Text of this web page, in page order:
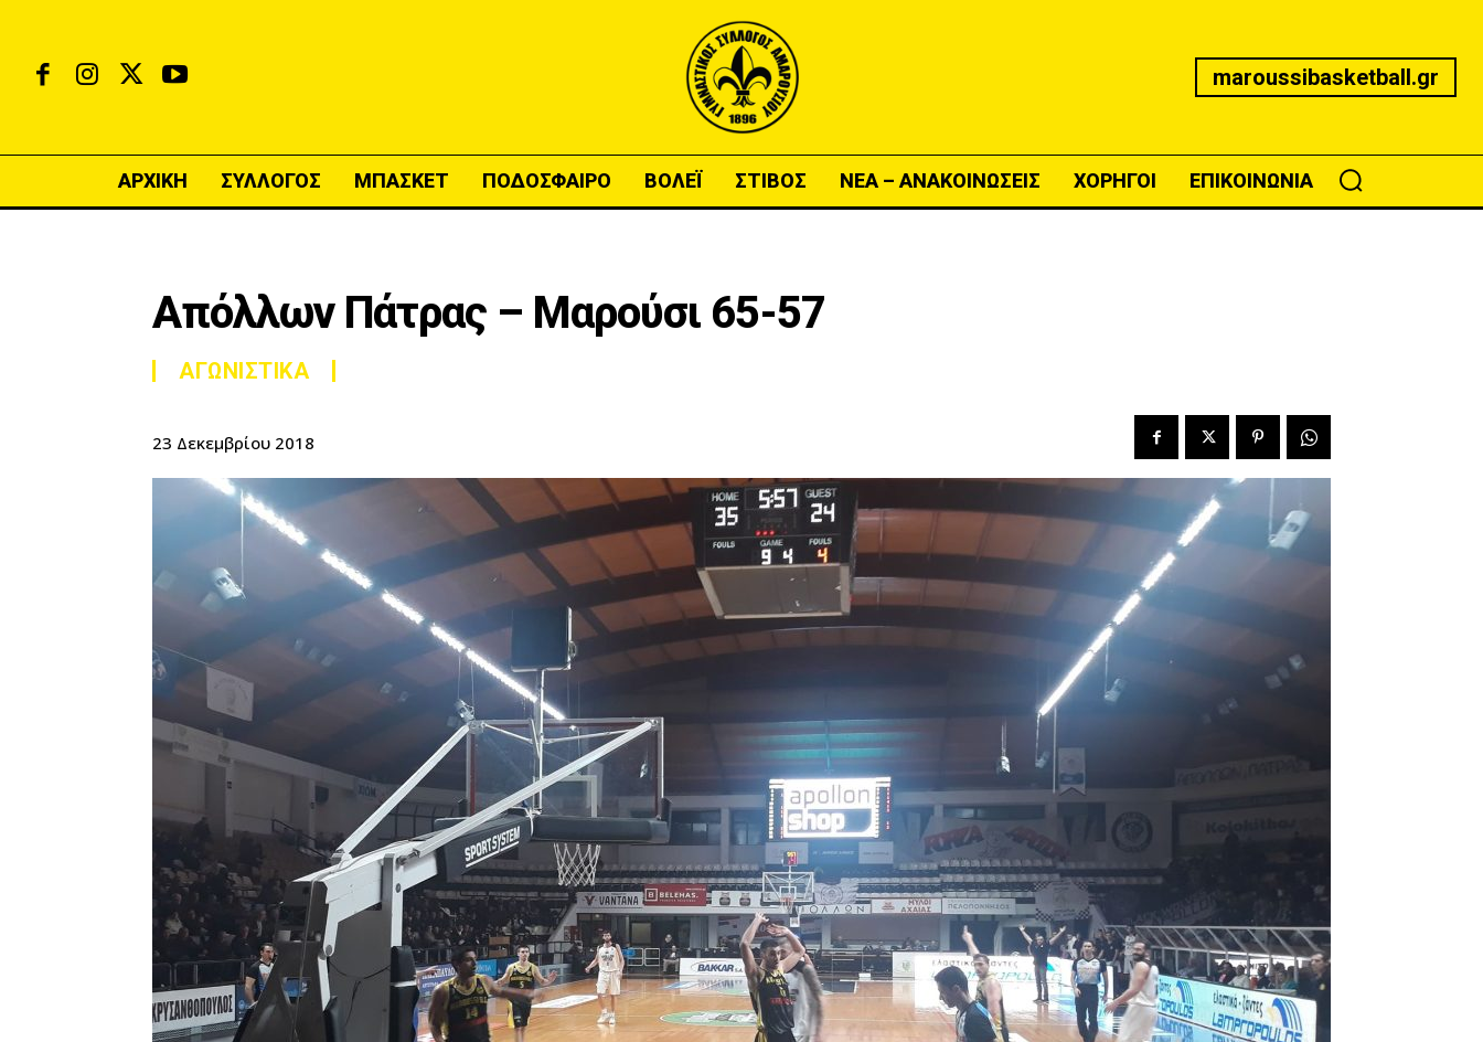
maroussibasketball.gr
ΑΡΧΙΚΗ ΣΥΛΛΟΓΟΣ ΜΠΑΣΚΕΤ ΠΟΔΟΣΦΑΙΡΟ ΒΟΛΕΪ ΣΤΙΒΟΣ ΝΕΑ – ΑΝΑΚΟΙΝΩΣΕΙΣ ΧΟΡΗΓΟΙ ΕΠΙΚΟΙΝΩΝΙΑ
Απόλλων Πάτρας – Μαρούσι 65-57
ΑΓΩΝΙΣΤΙΚΑ
23 Δεκεμβρίου 2018